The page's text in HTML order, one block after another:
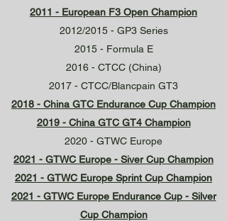
2011 - European F3 Open Champion
2012/2015 - GP3 Series
2015 - Formula E
2016 - CTCC (China)
2017 - CTCC/Blancpain GT3
2018 - China GTC Endurance Cup Champion
2019 - China GTC GT4 Champion
2020 - GTWC Europe
2021 - GTWC Europe - Siver Cup Champion
2021 - GTWC Europe Sprint Cup Champion
2021 - GTWC Europe Endurance Cup - Silver
Cup Champion